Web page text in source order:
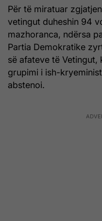
Për të miratuar
vetingut duheshin 94
mazhoranca, ndërsa
Partia Demokratike
së afateve të Vetingut,
grupimi i ish-
abstenoi.